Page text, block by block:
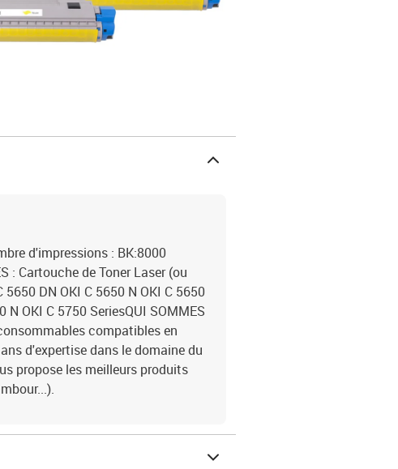
d'impressions : BK:8000
: Cartouche de Toner Laser (ou
DN OKI C 5650 N OKI C 5650
N OKI C 5750 SeriesQUI SOMMES
compatibles en
d'expertise dans le domaine du
propose les meilleurs produits